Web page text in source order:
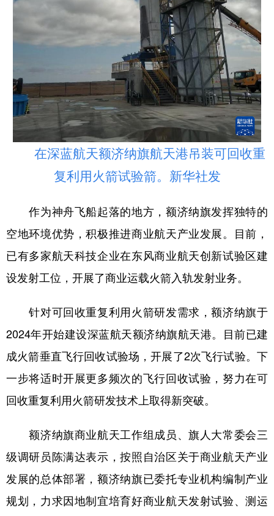
在深蓝航天额济纳旗航天港吊装可回收重
复利用火箭试验箭。新华社发
作为神舟飞船起落的地方，额济纳旗发挥独特的
空地环境优势，积极推进商业航天产业发展。目前，
已有多家航天科技企业在东风商业航天创新试验区建
设发射工位，开展了商业运载火箭入轨发射业务。
针对可回收重复利用火箭研发需求，额济纳旗于
2024年开始建设深蓝航天额济纳旗航天港。目前已建
成火箭垂直飞行回收试验场，开展了2次飞行试验。下
一步将适时开展更多频次的飞行回收试验，努力在可
回收重复利用火箭研发技术上取得新突破。
额济纳旗商业航天工作组成员、旗人大常委会三
级调研员陈满达表示，按照自治区关于商业航天产业
发展的总体部署，额济纳旗已委托专业机构编制产业
规划，力求因地制宜培育好商业航天发射试验、测运